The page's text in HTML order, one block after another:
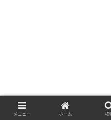
メニュー ホーム 検